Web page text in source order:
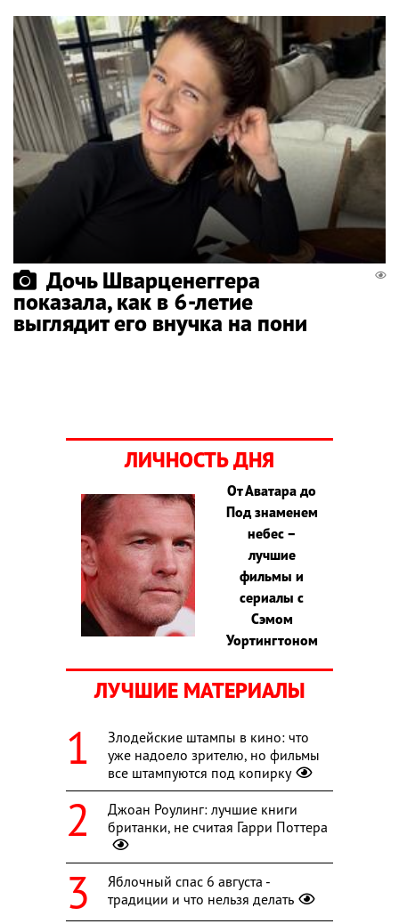
Дочь Шварценеггера
показала, как в 6-летие
выглядит его внучка на пони
ЛИЧНОСТЬ ДНЯ
От Аватара до
Под знаменем
небес –
лучшие
фильмы и
сериалы с
Сэмом
Уортингтоном
ЛУЧШИЕ МАТЕРИАЛЫ
Злодейские штампы в кино: что
уже надоело зрителю, но фильмы
все штампуются под копирку
Джоан Роулинг: лучшие книги
британки, не считая Гарри Поттера
Яблочный спас 6 августа -
традиции и что нельзя делать